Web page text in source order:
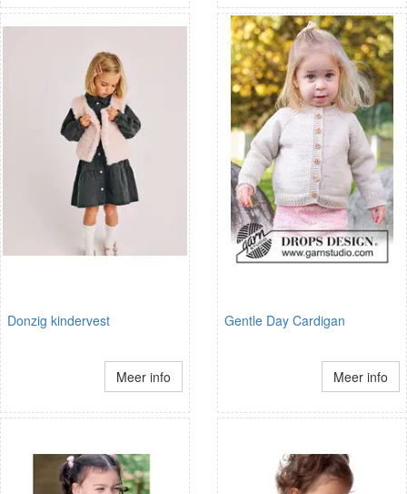
Donzig kindervest
Meer info
Gentle Day Cardigan
Meer info